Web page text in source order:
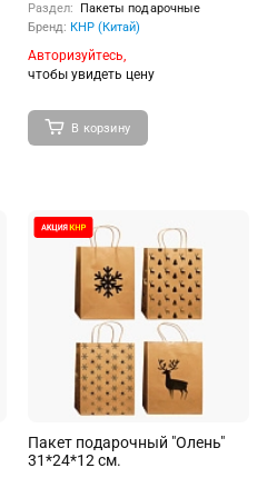
Раздел:
Пакеты подарочные
Бренд: КНР (Китай)
Авторизуйтесь,
чтобы увидеть цену
В корзину
Пакет подарочный "Олень"
31*24*12 см.